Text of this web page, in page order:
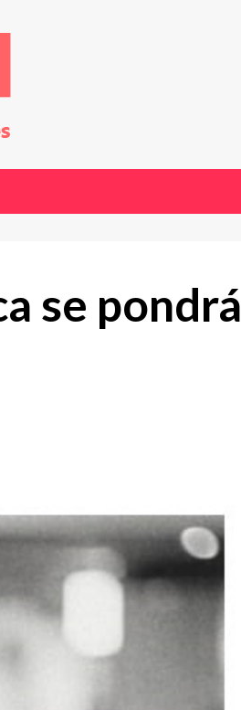
se pondrá